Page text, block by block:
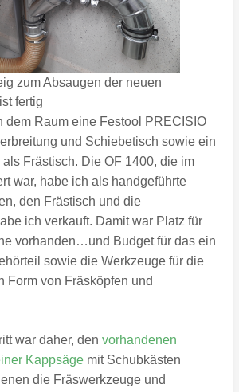
zum Absaugen der neuen
fertig
dem Raum eine Festool PRECISIO
und Schiebetisch sowie ein
Frästisch. Die OF 1400, die im
war, habe ich als handgeführte
den Frästisch und die
ich verkauft. Damit war Platz für
vorhanden…und Budget für das ein
sowie die Werkzeuge für die
Form von Fräsköpfen und
war daher, den vorhandenen
Kappsägemit Schubkästen
die Fräswerkzeuge und